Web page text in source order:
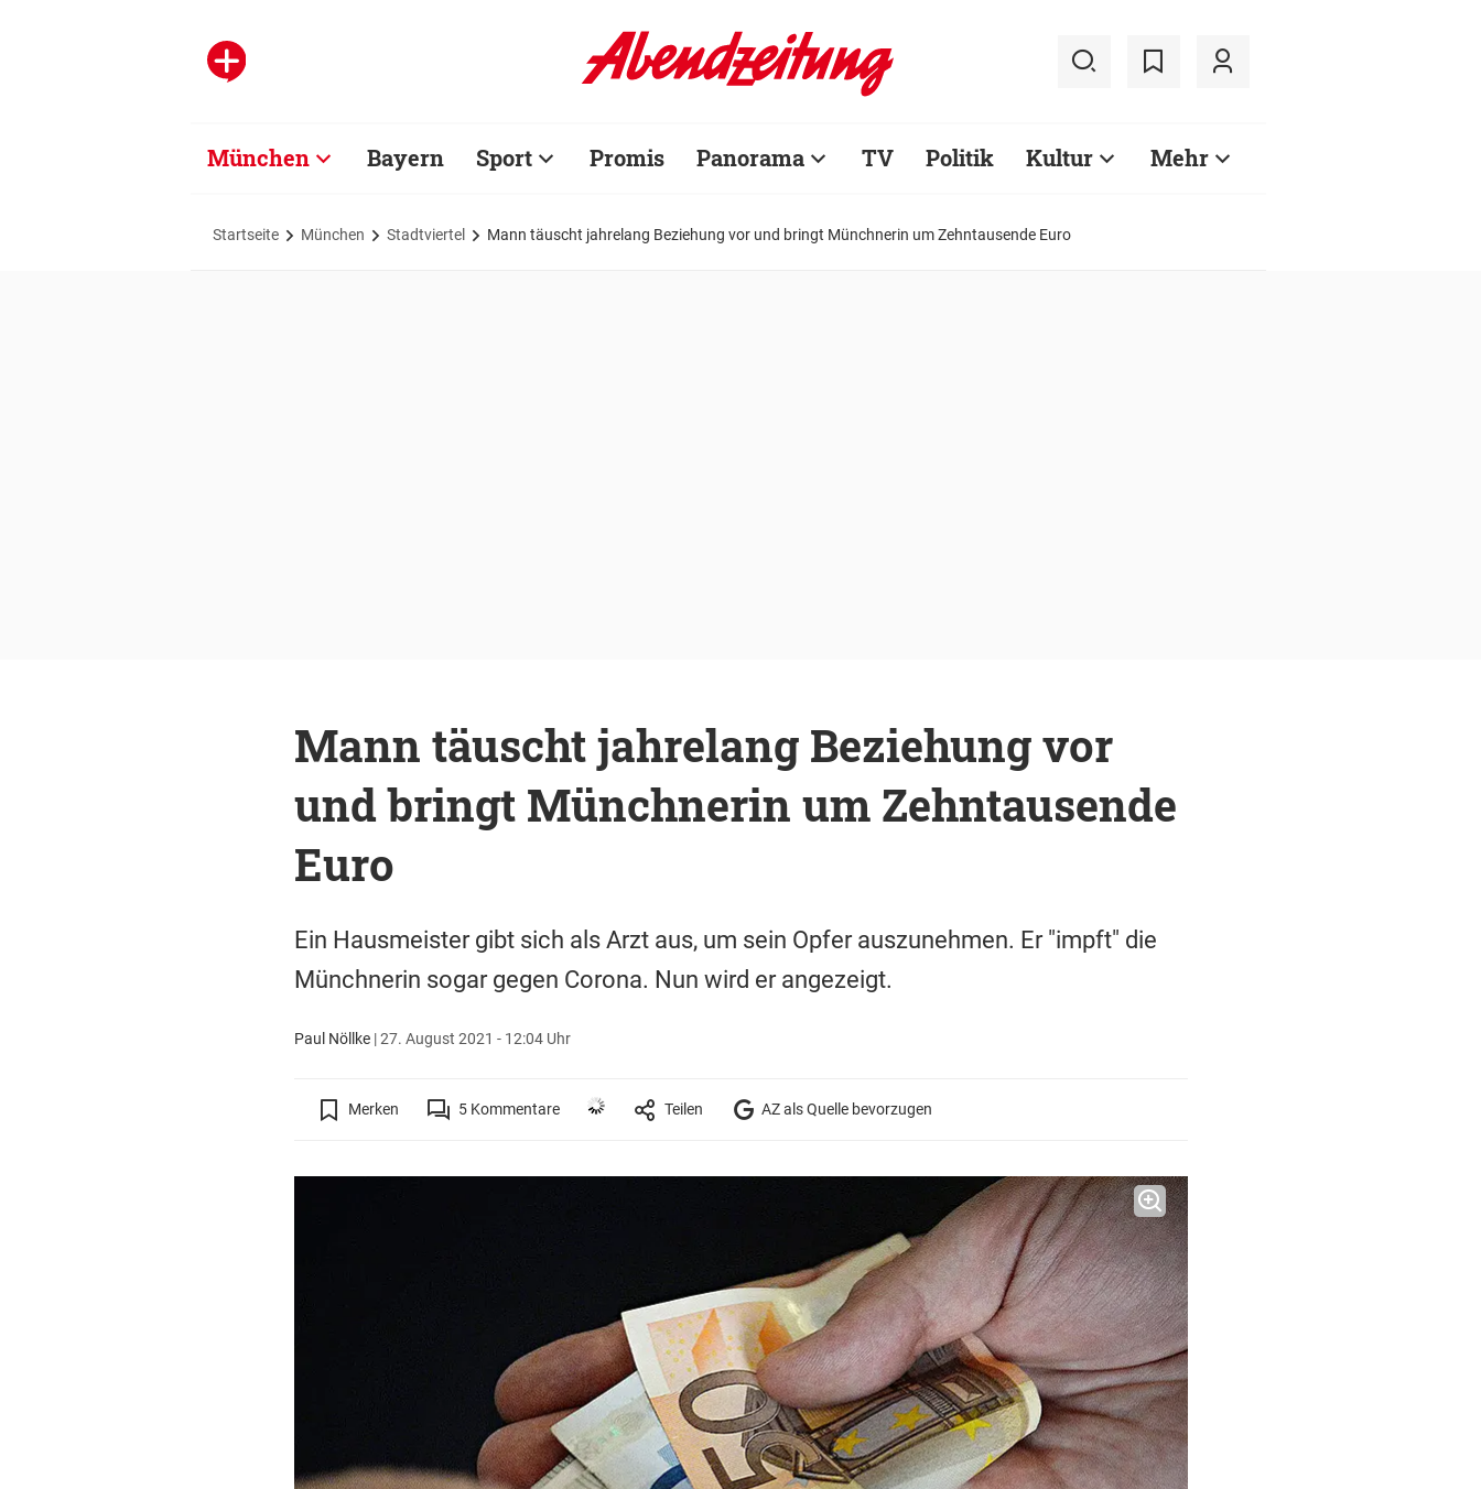
München Bayern Sport Promis Panorama TV Politik Kultur Mehr
Startseite München Stadtviertel Mann täuscht jahrelang Beziehung vor und bringt Münchnerin um Zehntausende Euro
Mann täuscht jahrelang Beziehung vor
und bringt Münchnerin um Zehntausende
Euro
Ein Hausmeister gibt sich als Arzt aus, um sein Opfer auszunehmen. Er "impft" die
Münchnerin sogar gegen Corona. Nun wird er angezeigt.
Paul Nöllke |27. August 2021 - 12:04 Uhr
Merken 5Kommentare Teilen AZ als Quelle bevorzugen